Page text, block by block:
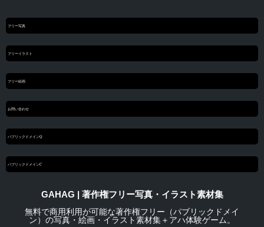
フリー写真
フリーイラスト
フリー絵画
お問い合わせ
パブリックドメインQ
パブリックドメインC
GAHAG | 著作権フリー写真・イラスト素材集
無料で商用利用が可能な著作権フリー（パブリックドメイ
ン）の写真・絵画・イラスト素材集＋アハ体験ゲーム。